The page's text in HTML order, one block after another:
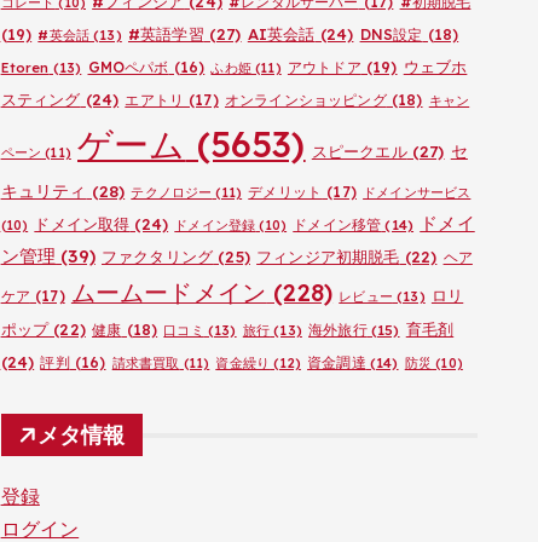
(19) #英会話 (13) #英語学習 (27) AI英会話 (24) DNS設定 (18)
Etoren (13) GMOペパボ (16) ふわ姫(11) アウトドア (19) ウェブホ
スティング (24) エアトリ (17) オンラインショッピング(18) キャン
ペーン (11) ゲーム (5653) スピークエル(27) セ
キュリティ (28) テクノロジー (11) デメリット (17)
ドメインサービス
(10)
ドメイン取得 (24) ドメイン登録 (10) ドメイン移管 (14)
ドメイ
ン管理 (39) ファクタリング (25) フィンジア初期脱毛 (22) ヘア
ケア (17) ムームードメイン (228) レビュー (13) ロリ
ポップ(22) 健康 (18) 口コミ (13) 旅行 (13) 海外旅行(15) 育毛剤
(24) 評判 (16) 請求書買取 (11) 資金繰り (12) 資金調達 (14) 防災 (10)
メタ情報
登録
ログイン